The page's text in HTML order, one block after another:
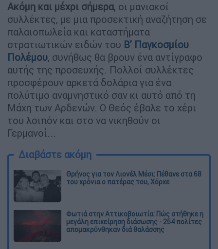
Ακόμη και μέχρι σήμερα, οι μανιακοί
συλλέκτες, με μια προσεκτική αναζήτηση σε
παλαιοπωλεία και καταστήματα
στρατιωτικών ειδών του Β’ Παγκοσμίου
Πολέμου, συνήθως θα βρουν ένα αντίγραφο
αυτής της προσευχής. Πολλοί συλλέκτες
προσφέρουν αρκετά δολάρια για ένα
πολύτιμο αναμνηστικό σαν κι αυτό από τη
Μάχη των Αρδενών. Ο Θεός έβαλε το χέρι
του λοιπόν και στο να νικηθούν οι
Γερμανοί...
Διαβάστε ακόμη
Θρήνος για τον Λιονέλ Μέσι: Πέθανε στα 68
του χρόνια ο πατέρας του, Χόρχε
Φωτιά στην Αττικοβοιωτία: Πώς στήθηκε η
μεγάλη επιχείρηση διάσωσης - 254 πολίτες
απομακρύνθηκαν διά θαλάσσης